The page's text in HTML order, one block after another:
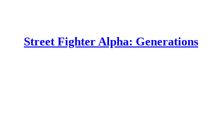
Street Fighter Alpha: Generations